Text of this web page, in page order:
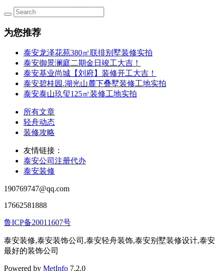
为您推荐
泰安龙泽花苑380㎡联排别墅装修实拍
泰安御景澜庭二期金日竣工大吉！
泰安基业尚城【刘府】装修开工大吉！
泰安碧桂园.湖光山麓下叠墅装修工地实拍
泰安泰山玖玺125㎡装修工地实拍
所有文章
轻舟动态
装修攻略
友情链接：
泰安公司注册代办
泰安装修
190769747@qq.com
17662581888
鲁ICP备20011607号
泰安装修,泰安装饰公司,泰安轻舟装饰,泰安别墅装修设计,泰安
最好的装饰公司
Powered by MetInfo 7.2.0